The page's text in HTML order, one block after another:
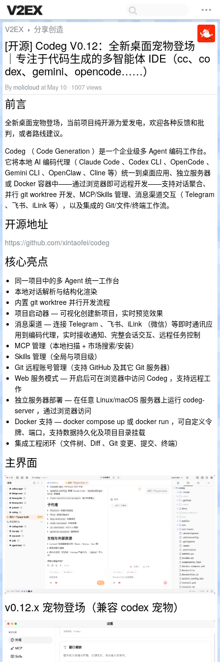
V2EX › 分享创造
[开源] Codeg V0.12：全新桌面宠物登场
｜专注于代码生成的多智能体 IDE（cc、co
dex、gemini、opencode……）
By molicloud at May 10 · 1007 views
前言
全新桌面宠物登场，当前项目纯开源为爱发电，欢迎各种反馈和批
判，或者路线建议。
Codeg （ Code Generation ）是一个企业级多 Agent 编码工作台。
它将本地 AI 编码代理（ Claude Code 、Codex CLI 、OpenCode 、
Gemini CLI 、OpenClaw 、Cline 等）统一到桌面应用、独立服务器
或 Docker 容器中——通过浏览器即可远程开发——支持对话聚合、
并行 git worktree 开发、MCP/Skills 管理、消息渠道交互（ Telegram
、飞书、iLink 等），以及集成的 Git/文件/终端工作流。
开源地址
https://github.com/xintaofei/codeg
核心亮点
同一项目中的多 Agent 统一工作台
本地对话解析与结构化渲染
内置 git worktree 并行开发流程
项目启动器 — 可视化创建新项目，实时预览效果
消息渠道 — 连接 Telegram 、飞书、iLink （微信）等即时通讯应
用到编码代理，实时接收通知、完整会话交互、远程任务控制
MCP 管理（本地扫描 + 市场搜索/安装）
Skills 管理（全局与项目级）
Git 远程账号管理（支持 GitHub 及其它 Git 服务器）
Web 服务模式 — 开启后可在浏览器中访问 Codeg ，支持远程工
作
独立服务器部署 — 在任意 Linux/macOS 服务器上运行 codeg-
server ，通过浏览器访问
Docker 支持 — docker compose up 或 docker run ，可自定义令
牌、端口，支持数据持久化及项目目录挂载
集成工程闭环（文件树、Diff 、Git 变更、提交、终端）
主界面
v0.12.x 宠物登场（兼容 codex 宠物）